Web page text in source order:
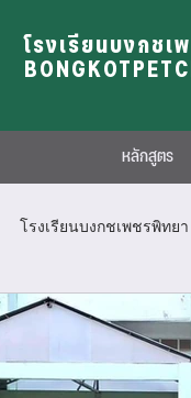
โรงเรียนบงกชเ
หลักสูตร
โรงเรียนบงกชเพชรพิทยา